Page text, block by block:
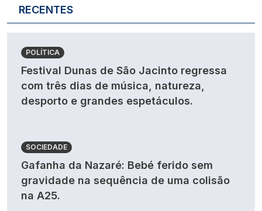
RECENTES
POLÍTICA
Festival Dunas de São Jacinto regressa
com três dias de música, natureza,
desporto e grandes espetáculos.
SOCIEDADE
Gafanha da Nazaré: Bebé ferido sem
gravidade na sequência de uma colisão
na A25.